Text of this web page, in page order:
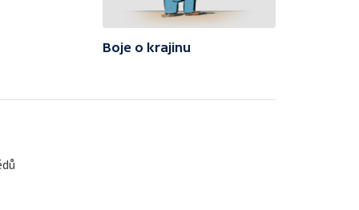
Boje o krajinu